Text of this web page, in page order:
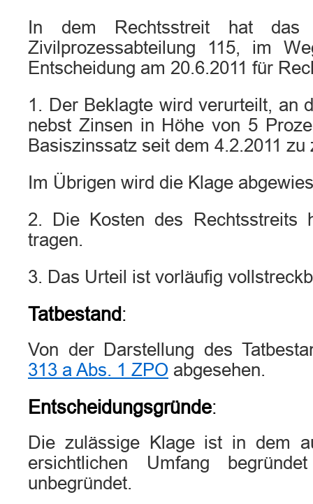
In dem Rechtsstreit hat das
Zivilprozessabteilung 115, im
Entscheidung am 20.6.2011 für
1. Der Beklagte wird verurteilt, an
nebst Zinsen in Höhe von 5
Basiszinssatz seit dem 4.2.2011 zu
Im Übrigen wird die Klage
2. Die Kosten des Rechtsstreits
tragen.
3. Das Urteil ist vorläufig
Tatbestand :
Von der Darstellung des
313 a Abs. 1 ZPO abgesehen.
Entscheidungsgründe:
Die zulässige Klage ist in dem
ersichtlichen Umfang
unbegründet.